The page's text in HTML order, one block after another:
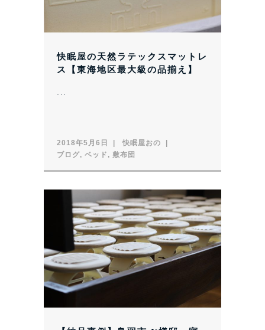
快眠屋の天然ラテックスマットレ
ス【東海地区最大級の品揃え】
2018年5月6日
快眠屋おの
ブログ, ベッド , 敷布団